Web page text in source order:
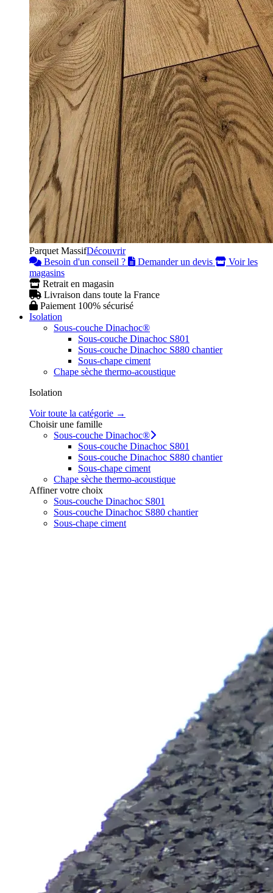
Parquet MassifDécouvrir
Besoin d'un conseil ?
Demander un devis
Voir les
magasins
Retrait en magasin
Livraison dans toute la France
Paiement 100% sécurisé
Isolation
Sous-couche Dinachoc®
Sous-couche Dinachoc S801
Sous-couche Dinachoc S880 chantier
Sous-chape ciment
Chape sèche thermo-acoustique
Isolation
Voir toute la catégorie →
Choisir une famille
Sous-couche Dinachoc®
Sous-couche Dinachoc S801
Sous-couche Dinachoc S880 chantier
Sous-chape ciment
Chape sèche thermo-acoustique
Affiner votre choix
Sous-couche Dinachoc S801
Sous-couche Dinachoc S880 chantier
Sous-chape ciment